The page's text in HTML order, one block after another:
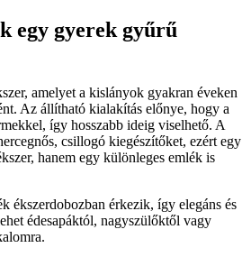
egy gyerek gyűrű
amelyet a kislányok gyakran éveken
Az állítható kialakítás előnye, hogy a
így hosszabb ideig viselhető. A
csillogó kiegészítőket, ezért egy
hanem egy különleges emlék is
ékszerdobozban érkezik, így elegáns és
édesapáktól, nagyszülőktől vagy